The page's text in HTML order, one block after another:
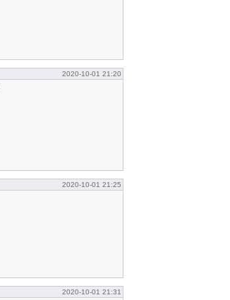
2020-10-01 21:20
2020-10-01 21:25
2020-10-01 21:31